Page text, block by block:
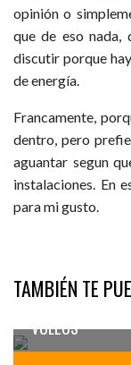
opinión o
que de eso
discutir porque
de energía.
Francamente,
dentro, pero
aguantar segun
instalaciones. En
para mi gusto.
TAMBIÉN TE
VIAJE A
VUELOS